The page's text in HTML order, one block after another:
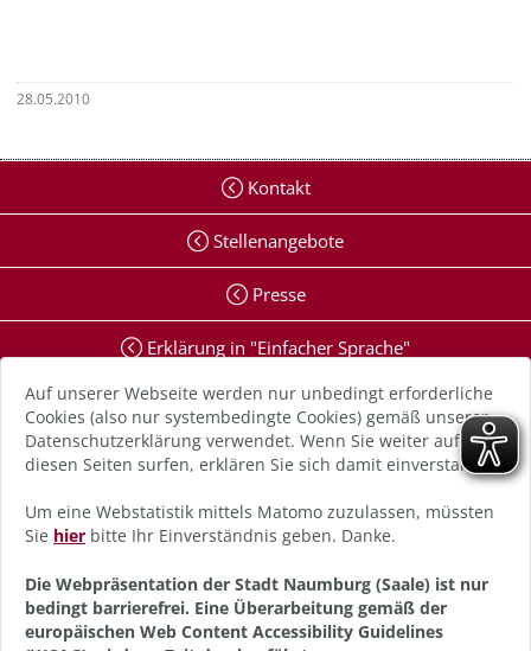
Auf unserer Webseite werden nur unbedingt erforderliche
Cookies (also nur systembedingte Cookies) gemäß unserer
Datenschutzerklärung verwendet. Wenn Sie weiter auf
diesen Seiten surfen, erklären Sie sich damit einverstanden.
Um eine Webstatistik mittels Matomo zuzulassen, müssten
Sie hier bitte Ihr Einverständnis geben. Danke.
Die Webpräsentation der Stadt Naumburg (Saale) ist nur
bedingt barrierefrei. Eine Überarbeitung gemäß der
europäischen Web Content Accessibility Guidelines
28.05.2010
Kontakt
Stellenangebote
Presse
Erklärung in "Einfacher Sprache"
Erklärung zur Barrierefreiheit
Digitale Barriere melden
Impressum
Anmelden